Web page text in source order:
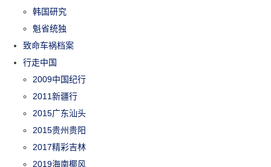
韩国研究
魁省统独
致命车祸档案
行走中国
2009中国纪行
2011新疆行
2015广东汕头
2015贵州贵阳
2017精彩吉林
2019海南椰风